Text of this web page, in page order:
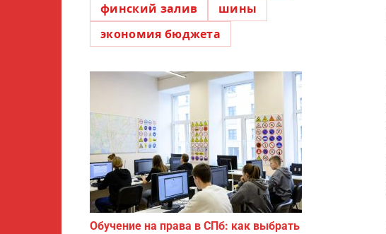
финский залив
шины
экономия бюджета
Обучение на права в СПб: как выбрать